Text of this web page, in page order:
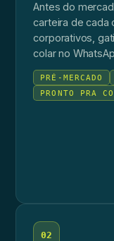
Antes do
carteira de cada
corporativos,
colar no
PRÉ-MERCADO
PRONTO PRA
02